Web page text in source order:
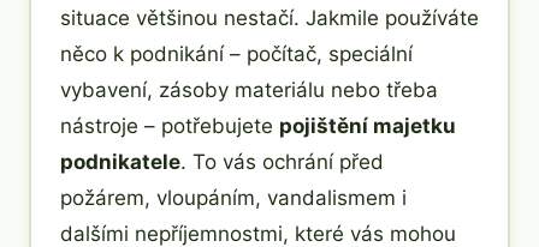
situace většinou nestačí. Jakmile používáte
něco k podnikání – počítač, speciální
vybavení, zásoby materiálu nebo třeba
nástroje – potřebujete pojištění majetku
podnikatele. To vás ochrání před
požárem, vloupáním, vandalismem i
dalšími nepříjemnostmi, které vás mohou